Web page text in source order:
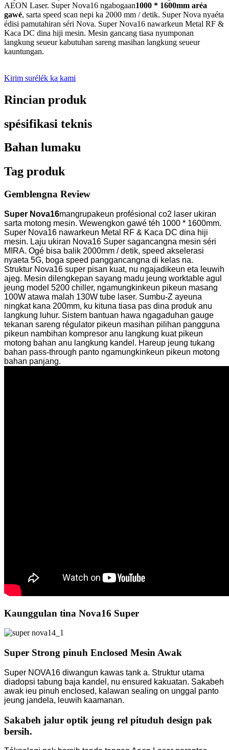
AEON Laser. Super Nova16 ngabogaan1000 * 1600mm aréa
gawé, sarta speed scan nepi ka 2000 mm / detik. Super Nova nyaéta
édisi pamutahiran séri Nova. Super Nova16 nawarkeun Metal RF &
Kaca DC dina hiji mesin. Mesin gancang tiasa nyumponan
langkung seueur kabutuhan sareng masihan langkung seueur
kauntungan.
Kirim surélék ka kami
Rincian produk
spésifikasi teknis
Bahan lumaku
Tag produk
Gemblengna Review
Super Nova16mangrupakeun profésional co2 laser ukiran
sarta motong mesin. Wewengkon gawé téh 1000 * 1600mm.
Super Nova16 nawarkeun Metal RF & Kaca DC dina hiji
mesin. Laju ukiran Nova16 Super sagancangna mesin séri
MIRA. Ogé bisa balik 2000mm / detik, speed akselerasi
nyaeta 5G, boga speed panggancangna di kelas na.
Struktur Nova16 super pisan kuat, nu ngajadikeun eta leuwih
ajeg. Mesin dilengkepan sayang madu jeung worktable agul
jeung model 5200 chiller, ngamungkinkeun pikeun masang
100W atawa malah 130W tube laser. Sumbu-Z ayeuna
ningkat kana 200mm, ku kituna tiasa pas dina produk anu
langkung luhur. Sistem bantuan hawa ngagaduhan gauge
tekanan sareng régulator pikeun masihan pilihan pangguna
pikeun nambihan kompresor anu langkung kuat pikeun
motong bahan anu langkung kandel. Hareup jeung tukang
bahan pass-through panto ngamungkinkeun pikeun motong
bahan panjang.
Kaunggulan tina Nova16 Super
Super Strong pinuh Enclosed Mesin Awak
Super NOVA16 diwangun kawas tank a. Struktur utama
diadopsi tabung baja kandel, nu ensured kakuatan. Sakabeh
awak ieu pinuh enclosed, kalawan sealing on unggal panto
jeung jandela, leuwih kaamanan.
Sakabeh jalur optik jeung rel pituduh design pak
bersih.